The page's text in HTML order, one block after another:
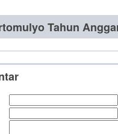
Tahun